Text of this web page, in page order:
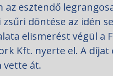
az esztendő
döntése az idén
elismerést végül a
Kft. nyerte el. A díjat
vette át.